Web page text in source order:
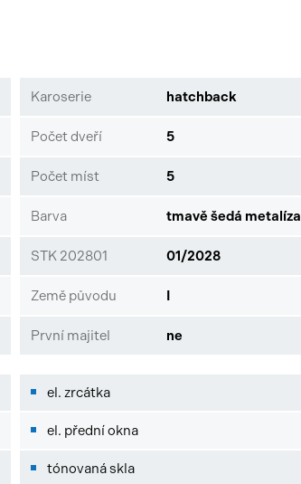
Karoserie hatchback
Počet dveří 5
Počet míst 5
Barva tmavě šedá metalíza
STK 202801 01/2028
Země původu I
První majitel ne
el. zrcátka
el. přední okna
tónovaná skla